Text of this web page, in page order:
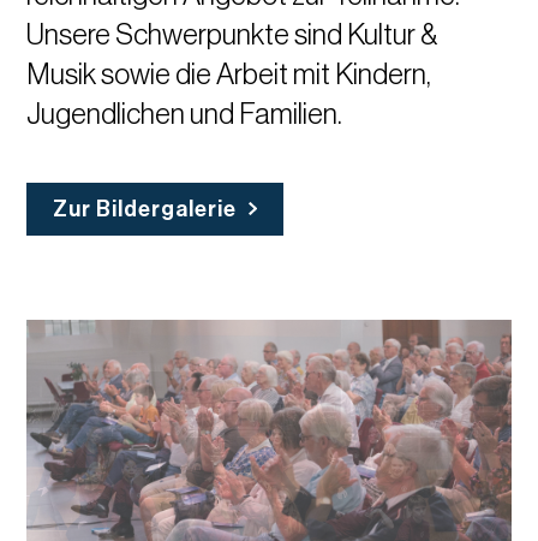
Unsere Schwerpunkte sind Kultur &
Musik sowie die Arbeit mit Kindern,
Jugendlichen und Familien.
Zur Bildergalerie